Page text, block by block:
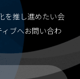
を推し進めたい会
ブへお問い合わ